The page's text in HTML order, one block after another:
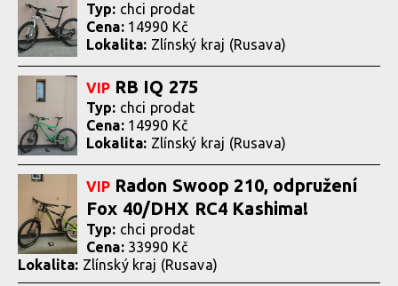
Typ: chci prodat
Cena: 14990 Kč
Lokalita: Zlínský kraj (Rusava)
VIP RB IQ 275
Typ: chci prodat
Cena: 14990 Kč
Lokalita: Zlínský kraj (Rusava)
VIP Radon Swoop 210, odpružení
Fox 40/DHX RC4 Kashima!
Typ: chci prodat
Cena: 33990 Kč
Lokalita: Zlínský kraj (Rusava)